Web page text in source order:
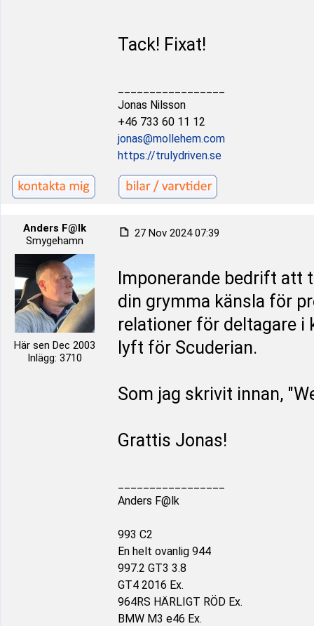
Tack! Fixat!
Jonas Nilsson
+46 733 60 11 12
jonas@mollehem.com
https://trulydriven.se
Anders F@lk
Smygehamn
Här sen Dec 2003
Inlägg: 3710
27 Nov 2024 07:39
Imponerande bedrift att
din grymma känsla för
relationer för deltagare
lyft för Scuderian.
Som jag skrivit innan,
Grattis Jonas!
Anders F@lk
993 C2
En helt ovanlig 944
997.2 GT3 3.8
GT4 2016 Ex.
964RS HÄRLIGT RÖD Ex.
BMW M3 e46 Ex.